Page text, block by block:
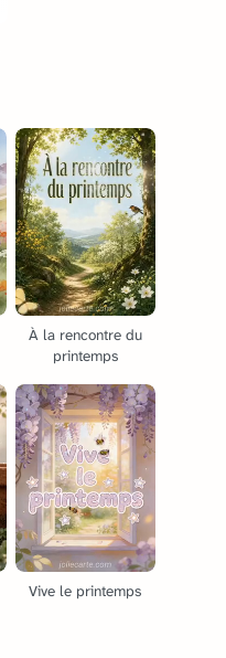
À la rencontre du
printemps
Vive le printemps